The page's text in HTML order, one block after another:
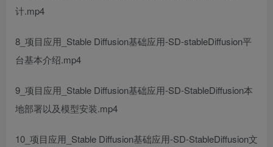
计.mp4
8_项目应用_Stable Diffusion基础应用-SD-stableDiffusion平
台基本介绍.mp4
9_项目应用_Stable Diffusion基础应用-SD-StableDiffusion本
地部署以及模型安装.mp4
10_项目应用_Stable Diffusion基础应用-SD-StableDiffusion文